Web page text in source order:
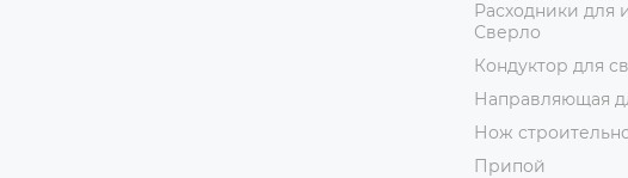
Расходники для
Сверло
Кондуктор для
Направляющая
Нож
Припой